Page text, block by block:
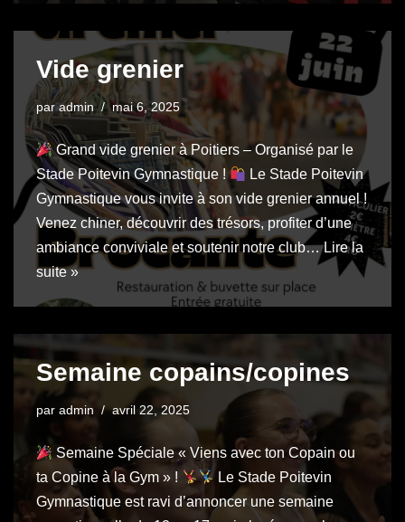
Vide grenier
paradmin mai 6, 2025
Grand vide grenier à Poitiers – Organisé par le
Stade Poitevin Gymnastique !
Le Stade Poitevin
Gymnastique vous invite à son vide grenier annuel !
Venez chiner, découvrir des trésors, profiter d’une
ambiance conviviale et soutenir notre club…Lire la
suite »
Semaine copains/copines
par admin avril 22, 2025
Semaine Spéciale « Viens avec ton Copain ou
ta Copine à la Gym » !
Le Stade Poitevin
Gymnastique est ravi d’annoncer une semaine